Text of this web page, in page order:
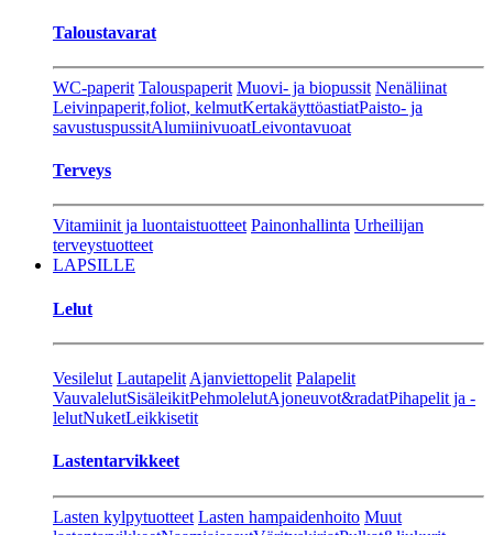
Taloustavarat
WC-paperit Talouspaperit Muovi- ja biopussit Nenäliinat
Leivinpaperit,foliot, kelmutKertakäyttöastiatPaisto- ja
savustuspussitAlumiinivuoatLeivontavuoat
Terveys
Vitamiinit ja luontaistuotteet Painonhallinta Urheilijan
terveystuotteet
LAPSILLE
Lelut
Vesilelut Lautapelit Ajanviettopelit Palapelit
VauvalelutSisäleikitPehmolelutAjoneuvot&radatPihapelit ja -
lelutNuketLeikkisetit
Lastentarvikkeet
Lasten kylpytuotteet Lasten hampaidenhoito Muut